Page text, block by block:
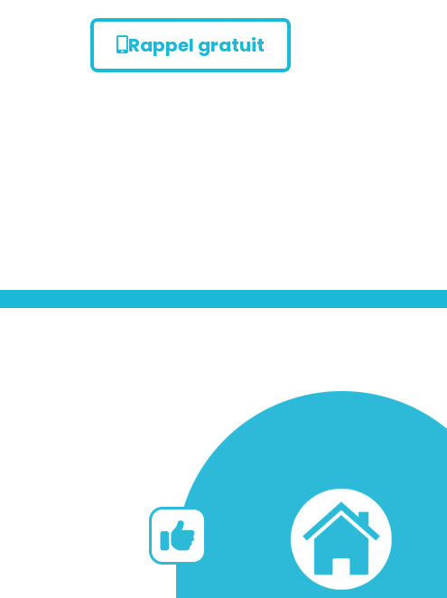
Rappel gratuit